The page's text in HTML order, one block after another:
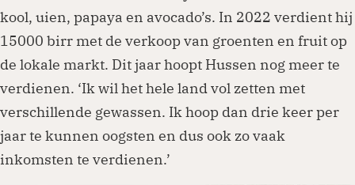
kool, uien, papaya en avocado’s. In 2022 verdient hij
15000 birr met de verkoop van groenten en fruit op
de lokale markt. Dit jaar hoopt Hussen nog meer te
verdienen. ‘Ik wil het hele land vol zetten met
verschillende gewassen. Ik hoop dan drie keer per
jaar te kunnen oogsten en dus ook zo vaak
inkomsten te verdienen.’